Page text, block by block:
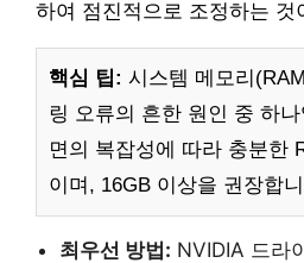
하여 점진적으로 조정하는 것
핵심 팁: 시스템 메모리
링 오류의 흔한 원인 중 하
면의 복잡성에 따라 충분한
이며, 16GB 이상을 권장합
최우선 방법: NVIDIA 드라